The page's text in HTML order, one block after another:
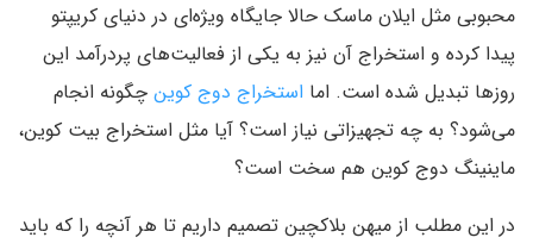
محبوبی مثل ایلان ماسک حالا جایگاه ویژه‌ای در دنیای کریپتو
پیدا کرده و استخراج آن نیز به یکی از فعالیت‌های پردرآمد این
روزها تبدیل شده است. اما استخراج دوج کوین چگونه انجام
می‌شود؟ به چه تجهیزاتی نیاز است؟ آیا مثل استخراج بیت کوین،
ماینینگ دوج کوین هم سخت است؟
در این مطلب از میهن بلاکچین تصمیم داریم تا هر آنچه را که باید